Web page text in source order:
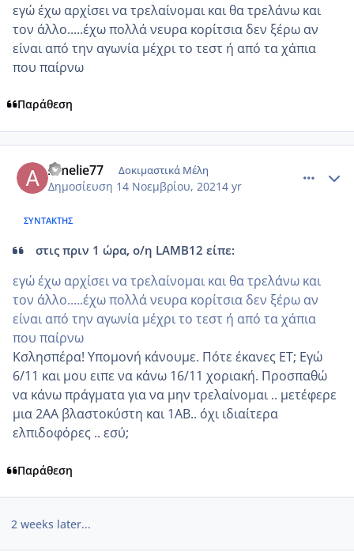
εγώ έχω αρχίσει να τρελαίνομαι και θα τρελάνω και
τον άλλο.....έχω πολλά νευρα κορίτσια δεν ξέρω αν
είναι από την αγωνία μέχρι το τεστ ή από τα χάπια
που παίρνω
Παράθεση
Amelie77 Δοκιμαστικά Μέλη
Δημοσίευση 14 Νοεμβρίου, 20214 yr
ΣΥΝΤΆΚΤΗΣ
στις πριν 1 ώρα, ο/η LAMB12 είπε:
εγώ έχω αρχίσει να τρελαίνομαι και θα τρελάνω και
τον άλλο.....έχω πολλά νευρα κορίτσια δεν ξέρω αν
είναι από την αγωνία μέχρι το τεστ ή από τα χάπια
που παίρνω
Κσλησπέρα! Υπομονή κάνουμε. Πότε έκανες ΕΤ; Εγώ
6/11 και μου ειπε να κάνω 16/11 χοριακή. Προσπαθώ
να κάνω πράγματα για να μην τρελαίνομαι .. μετέφερε
μια 2ΑΑ βλαστοκύστη και 1ΑΒ.. όχι ιδιαίτερα
ελπιδοφόρες .. εσύ;
Παράθεση
2 weeks later...